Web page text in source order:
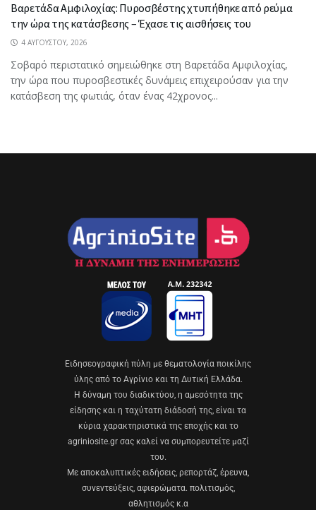
Βαρετάδα Αμφιλοχίας: Πυροσβέστης χτυπήθηκε από ρεύμα
την ώρα της κατάσβεσης – Έχασε τις αισθήσεις του
4 ΑΥΓΟΎΣΤΟΥ, 2026
Σοβαρό περιστατικό σημειώθηκε στη Βαρετάδα Αμφιλοχίας,
την ώρα που πυροσβεστικές δυνάμεις επιχειρούσαν για την
κατάσβεση της φωτιάς, όταν ένας 42χρονος...
Eιδησεογραφική πύλη με θεματολογία ποικίλης
ύλης από το Αγρίνιο και τη Δυτική Ελλάδα.
Η δύναμη του διαδικτύου, η αμεσότητα της
είδησης και η ταχύτατη διάδοσή της, είναι τα
κύρια χαρακτηριστικά της εποχής και το
agriniosite.gr σας καλεί να συμπορευτείτε μαζί
του.
Με αποκαλυπτικές ειδήσεις, ρεπορτάζ, έρευνα,
συνεντεύξεις, αφιερώματα. πολιτισμός,
αθλητισμός κ.α